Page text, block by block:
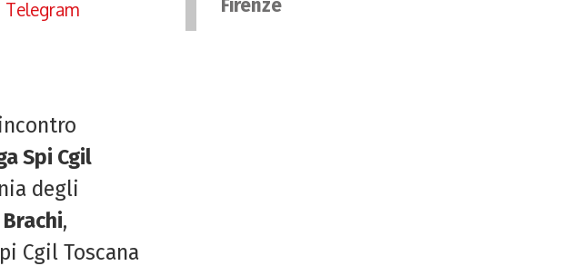
Telegram
Spi Cgil
degli
,
Cgil Toscana
Firenze